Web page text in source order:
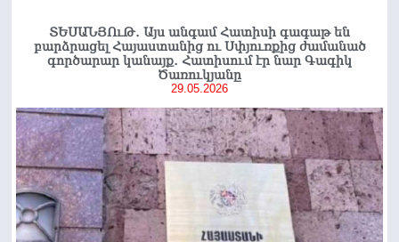
ՏԵՍԱՆՅՈւԹ․ Այս անգամ Հատիսի գագաթ են
բարձրացել Հայաստանից ու Սփյուռքից ժամանած
գործարար կանայք․ Հատիսում էր նար Գագիկ
Ծառուկյանը
29.05.2026